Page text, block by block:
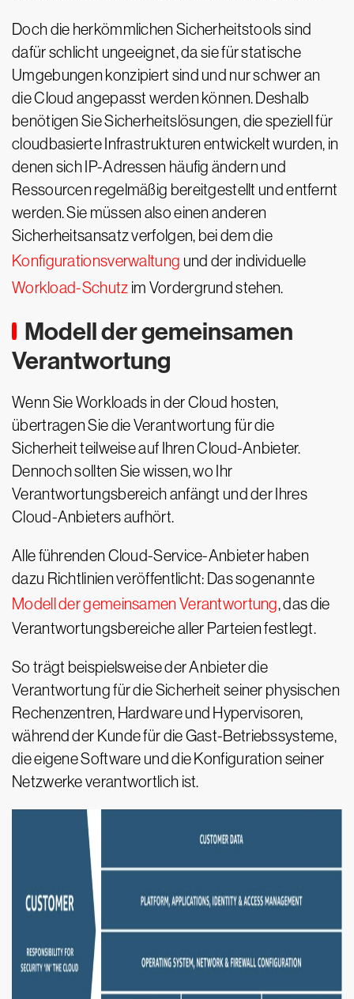
Doch die herkömmlichen Sicherheitstools sind
dafür schlicht ungeeignet, da sie für statische
Umgebungen konzipiert sind und nur schwer an
die Cloud angepasst werden können. Deshalb
benötigen Sie Sicherheitslösungen, die speziell für
cloudbasierte Infrastrukturen entwickelt wurden, in
denen sich IP-Adressen häufig ändern und
Ressourcen regelmäßig bereitgestellt und entfernt
werden. Sie müssen also einen anderen
Sicherheitsansatz verfolgen, bei dem die
Konfigurationsverwaltung und der individuelle
Workload-Schutz im Vordergrund stehen.
Modell der gemeinsamen
Verantwortung
Wenn Sie Workloads in der Cloud hosten,
übertragen Sie die Verantwortung für die
Sicherheit teilweise auf Ihren Cloud-Anbieter.
Dennoch sollten Sie wissen, wo Ihr
Verantwortungsbereich anfängt und der Ihres
Cloud-Anbieters aufhört.
Alle führenden Cloud-Service-Anbieter haben
dazu Richtlinien veröffentlicht: Das sogenannte
Modell der gemeinsamen Verantwortung, das die
Verantwortungsbereiche aller Parteien festlegt.
So trägt beispielsweise der Anbieter die
Verantwortung für die Sicherheit seiner physischen
Rechenzentren, Hardware und Hypervisoren,
während der Kunde für die Gast-Betriebssysteme,
die eigene Software und die Konfiguration seiner
Netzwerke verantwortlich ist.